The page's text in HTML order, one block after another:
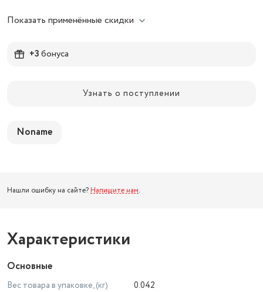
Показать применённые скидки
+3бонуса
Узнать о поступлении
Noname
Нашли ошибку на сайте? Напишите нам.
Характеристики
Основные
Вес товара в упаковке, (кг)
0.042